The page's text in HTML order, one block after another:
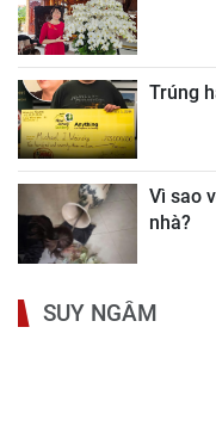
Trúng
Vì sao
nhà?
SUY NGẪM